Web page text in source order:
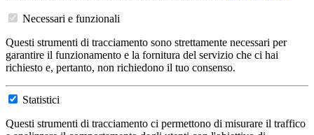
Necessari e funzionali
Questi strumenti di tracciamento sono strettamente necessari per
garantire il funzionamento e la fornitura del servizio che ci hai
richiesto e, pertanto, non richiedono il tuo consenso.
Statistici
Questi strumenti di tracciamento ci permettono di misurare il traffico